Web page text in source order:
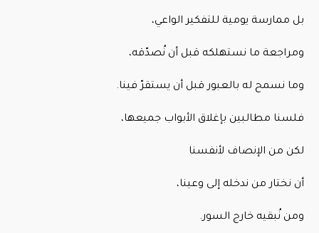
بل ممارسة يومية للتفكير الواعي،
ومراجعة ما نستهلكه قبل أن نُصدّقه،
وما نسمح له بالعبور قبل أن يستقرّ فينا.
فلسنا مطالبين بإغلاق الأبواب جميعها،
لكن من الإنصاف لأنفسنا
أن نختار من ندخله إلى وعينا،
ومن نُبقيه خارج السور.